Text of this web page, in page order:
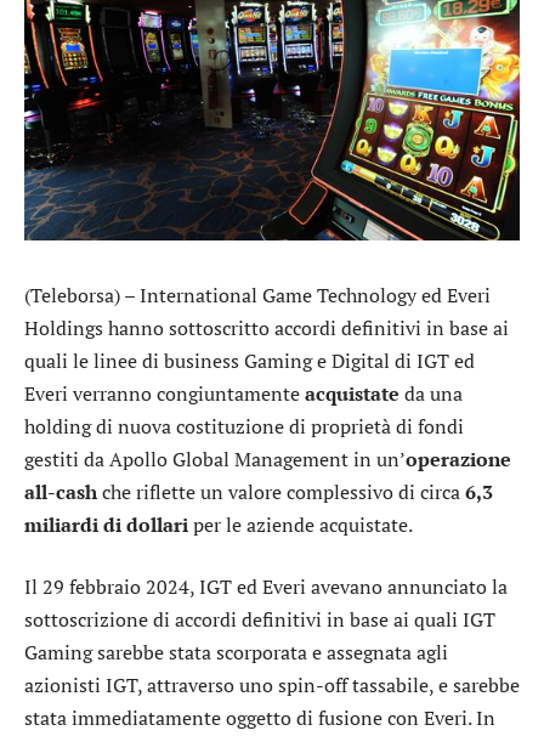
(Teleborsa) –International Game TechnologyedEveri
Holdings hanno sottoscritto accordi definitivi in base ai
quali le linee di business Gaming e Digital di IGT ed
Everi verranno congiuntamenteacquistate da una
holding di nuova costituzione di proprietà di fondi
gestiti daApollo Global Managementin un’operazione
all-cashche riflette un valore complessivo di circa6,3
miliardi di dollariper le aziende acquistate.
Il 29 febbraio 2024, IGT ed Everi avevano annunciato la
sottoscrizione di accordi definitivi in base ai quali IGT
Gaming sarebbe stata scorporata e assegnata agli
azionisti IGT, attraverso uno spin-off tassabile, e sarebbe
stata immediatamente oggetto di fusione con Everi. In